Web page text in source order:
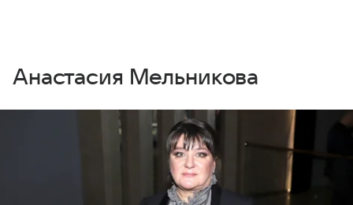
Анастасия Мельникова